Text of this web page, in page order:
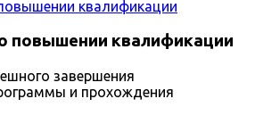
повышении квалификации
завершения
и прохождения